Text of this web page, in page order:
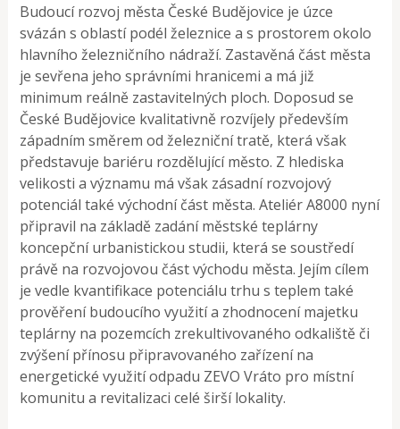
Budoucí rozvoj města České Budějovice je úzce
svázán s oblastí podél železnice a s prostorem okolo
hlavního železničního nádraží. Zastavěná část města
je sevřena jeho správními hranicemi a má již
minimum reálně zastavitelných ploch. Doposud se
České Budějovice kvalitativně rozvíjely především
západním směrem od železniční tratě, která však
představuje bariéru rozdělující město. Z hlediska
velikosti a významu má však zásadní rozvojový
potenciál také východní část města. Ateliér A8000 nyní
připravil na základě zadání městské teplárny
koncepční urbanistickou studii, která se soustředí
právě na rozvojovou část východu města. Jejím cílem
je vedle kvantifikace potenciálu trhu s teplem také
prověření budoucího využití a zhodnocení majetku
teplárny na pozemcích zrekultivovaného odkaliště či
zvýšení přínosu připravovaného zařízení na
energetické využití odpadu ZEVO Vráto pro místní
komunitu a revitalizaci celé širší lokality.